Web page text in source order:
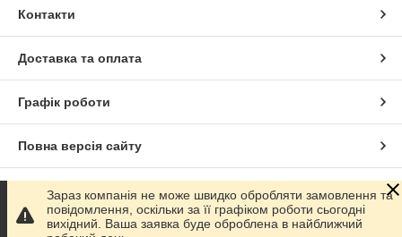
Контакти
Доставка та оплата
Графік роботи
Повна версія сайту
Сайт створено на маркетплейсі Prom.ua
Політика конфіденційності
Зараз компанія не може швидко обробляти замовлення та
повідомлення, оскільки за її графіком роботи сьогодні
вихідний. Ваша заявка буде оброблена в найближчий